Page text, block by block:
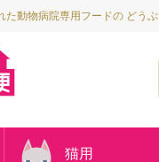
た動物病院専用フードの どう
猫用